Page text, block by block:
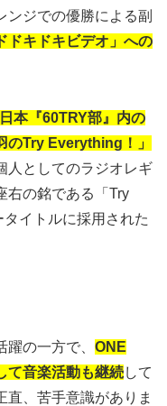
ンジでの優勝による副
ドキドキビデオ」への
本『60TRY部』内の
のTry Everything！」
人としてのラジオレギ
右の銘である「Try
イトルに採用された
の一方で、 ONE
て音楽活動も継続して
直、苦手意識がありま